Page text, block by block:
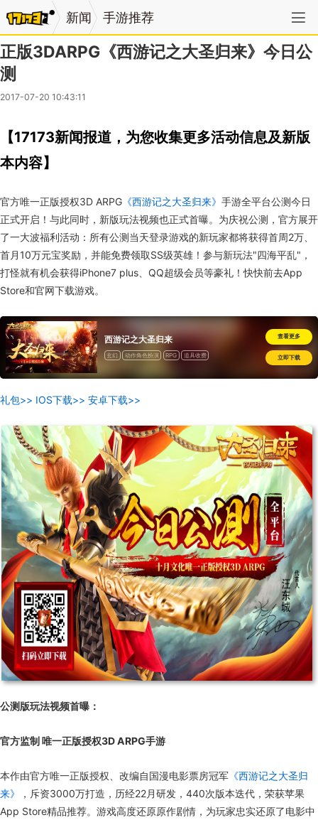
新闻 手游推荐
正版3DARPG《西游记之大圣归来》今日公
测
2017-07-20 10:43:11
【17173新闻报道，为您收集更多活动信息及新版
本内容】
官方唯一正版授权3D ARPG 《西游记之大圣归来》 手游全平台公测今日
正式开启！与此同时，新版玩法视频也正式首曝。为庆祝公测，官方展开
了一大波福利活动：所有公测当天登录游戏的新玩家都将获得首周2万、
首月10万元宝奖励，并能免费领取SS级英雄！参与新玩法"四海平乱"，
打怪就有机会获得iPhone7 plus、QQ超级会员等豪礼！快快前去App
Store和官网下载游戏。
西游记之大圣归来
玄幻 动作角色扮演 RPG 道具收费
查看更多
立即下载
礼包>> IOS下载>> 安卓下载>>
公测版玩法视频首曝：
官方监制 唯一正版授权3D ARPG手游
本作由官方唯一正版授权、改编自国漫电影票房冠军 《西游记之大圣归
来》
，斥资3000万打造，历经22月研发，440次版本迭代，荣获苹果
App Store精品推荐。游戏高度还原原作剧情，为玩家忠实还原了电影中